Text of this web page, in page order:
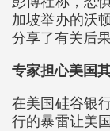
加坡举办的沃
分享了有关后
专家担心美国
在美国硅谷银
行的暴雷让美